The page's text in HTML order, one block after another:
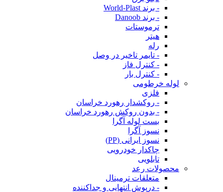
- برند World-Plast
- برند Danoob
ترموستات
هیتر
رله
- تایمر تاخیر در وصل
- کنترل فاز
- کنترل بار
لوله خرطومی
فلزی
- روکشدار رهورد خراسان
- بدون روکش رهورد خراسان
بست لوله آگرا
نسوز آگرا
نسوز ایرانی (PP)
چاکدار خودرویی
تابلویی
محصولات رعد
متعلقات ترمینال
- درپوش انتهایی و جداکننده